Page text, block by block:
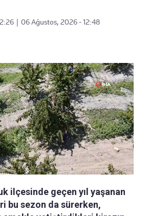
06 Ağustos, 2026 - 12:48
ilçesinde geçen yıl yaşanan
bu sezon da sürerken,